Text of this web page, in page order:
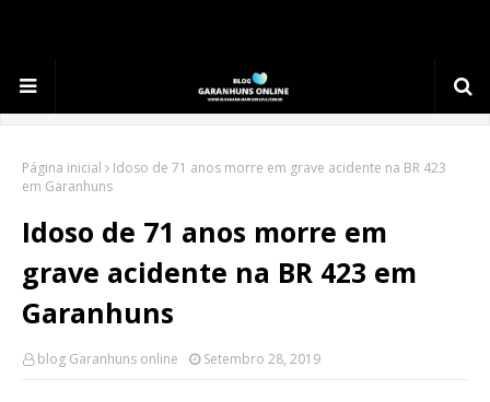
Página inicial
Idoso de 71 anos morre em grave acidente na BR 423
em Garanhuns
Idoso de 71 anos morre em
grave acidente na BR 423 em
Garanhuns
blog Garanhuns online Setembro 28, 2019